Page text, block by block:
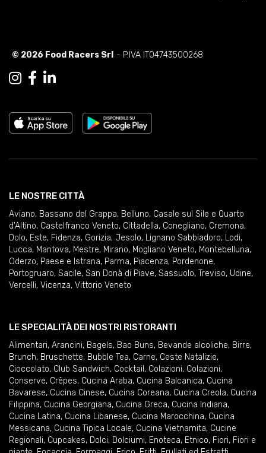
© 2026 Food Racers Srl - P.IVA IT04743500268
LE NOSTRE CITTÀ
Aviano, Bassano del Grappa, Belluno, Casale sul Sile e Quarto
d'Altino, Castelfranco Veneto, Cittadella, Conegliano, Cremona,
Dolo, Este, Fidenza, Gorizia, Jesolo, Lignano Sabbiadoro, Lodi,
Lucca, Mantova, Mestre, Mirano, Mogliano Veneto, Montebelluna,
Oderzo, Paese e Istrana, Parma, Piacenza, Pordenone,
Portogruaro, Sacile, San Donà di Piave, Sassuolo, Treviso, Udine,
Vercelli, Vicenza, Vittorio Veneto
LE SPECIALITÀ DEI NOSTRI RISTORANTI
Alimentari, Arancini, Bagels, Bao Buns, Bevande alcoliche, Birre,
Brunch, Bruschette, Bubble Tea, Carne, Ceste Natalizie,
Cioccolato, Club Sandwich, Cocktail , Colazioni, Colazioni,
Conserve, Crêpes, Cucina Araba, Cucina Balcanica, Cucina
Bavarese, Cucina Cinese, Cucina Coreana, Cucina Creola, Cucina
Filippina, Cucina Georgiana, Cucina Greca, Cucina Indiana,
Cucina Latina, Cucina Libanese, Cucina Marocchina, Cucina
Messicana, Cucina Tipica Locale, Cucina Vietnamita, Cucine
Regionali, Cupcakes, Dolci, Dolciumi, Enoteca, Etnico, Fiori, Fiori e